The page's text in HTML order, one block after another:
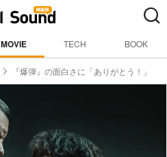
MOVIE TECH BOOK
『爆弾』の面白さに「ありがとう！」